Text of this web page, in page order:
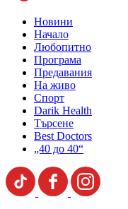
Новини
Начало
Любопитно
Програма
Предавания
На живо
Спорт
Darik Health
Търсене
Best Doctors
„40 до 40“